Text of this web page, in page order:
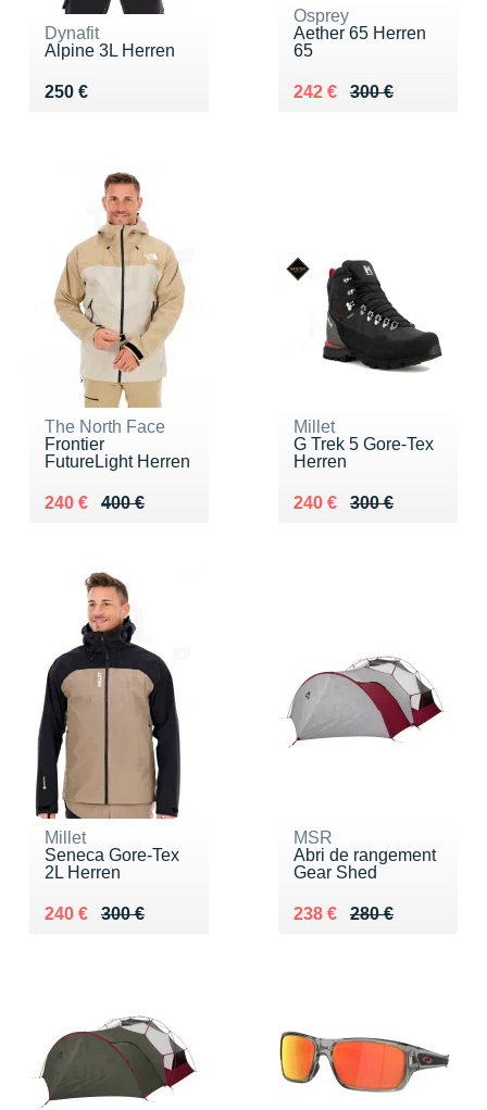
Dynafit
Alpine 3L Herren
250 €
Vendu 250 €
Osprey
Aether 65 Herren
65
300 €
Au lieu de 300 €
242 €
Vendu 242 €
The North Face
Frontier
FutureLight Herren
400 €
Au lieu de 400 €
240 €
Vendu 240 €
Millet
G Trek 5 Gore-Tex
Herren
300 €
Au lieu de 300 €
240 €
Vendu 240 €
Millet
Seneca Gore-Tex
2L Herren
300 €
Au lieu de 300 €
240 €
Vendu 240 €
MSR
Abri de rangement
Gear Shed
280 €
Au lieu de 280 €
238 €
Vendu 238 €